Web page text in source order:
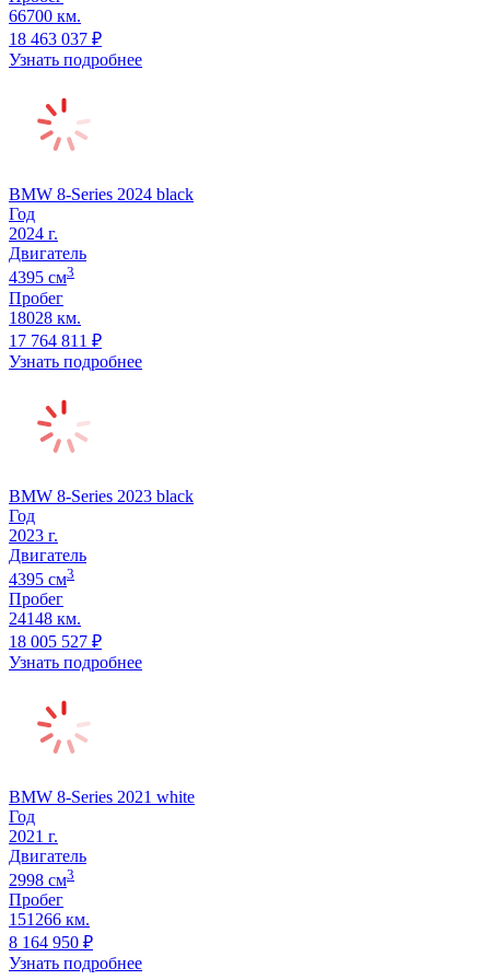
66700 км.
18 463 037 ₽
Узнать подробнее
BMW 8-Series 2024 black
Год
2024 г.
Двигатель
4395 cм3
Пробег
18028 км.
17 764 811 ₽
Узнать подробнее
BMW 8-Series 2023 black
Год
2023 г.
Двигатель
4395 cм3
Пробег
24148 км.
18 005 527 ₽
Узнать подробнее
BMW 8-Series 2021 white
Год
2021 г.
Двигатель
2998 cм3
Пробег
151266 км.
8 164 950 ₽
Узнать подробнее